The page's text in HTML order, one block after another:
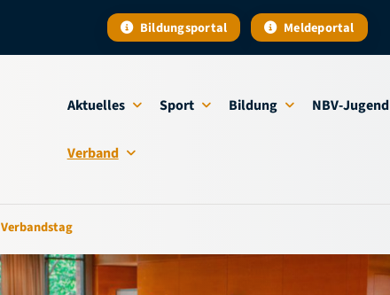
Bildungsportal Meldeportal
Aktuelles Sport Bildung NBV-Jugend
Verband
Verbandstag